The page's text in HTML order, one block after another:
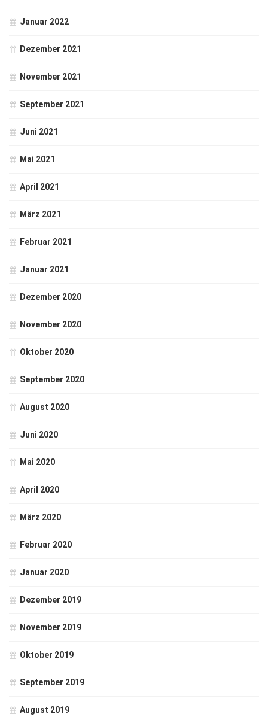
Januar 2022
Dezember 2021
November 2021
September 2021
Juni 2021
Mai 2021
April 2021
März 2021
Februar 2021
Januar 2021
Dezember 2020
November 2020
Oktober 2020
September 2020
August 2020
Juni 2020
Mai 2020
April 2020
März 2020
Februar 2020
Januar 2020
Dezember 2019
November 2019
Oktober 2019
September 2019
August 2019